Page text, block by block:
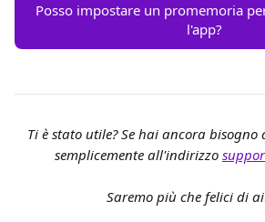
Posso impostare un promemoria
l'app?
Ti è stato utile? Se hai ancora
semplicemente all'indirizzo
Saremo più che felici di